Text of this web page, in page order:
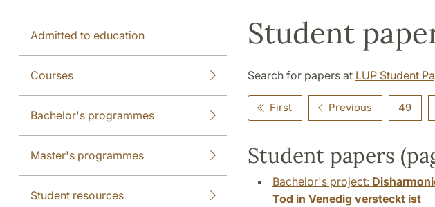
Admitted to education
Courses
Bachelor's programmes
Master's programmes
Student resources
Student
Search for papers at LUP Student
First Previous 49
Student papers
Bachelor's project:
Tod in Venedig versteckt ist